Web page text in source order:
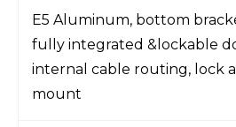
E5 Aluminum, bottom
fully integrated &lockable
internal cable routing, lock
mount